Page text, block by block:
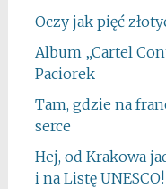
Oczy jak pięć
Album „Cartel
Paciorek
Tam, gdzie na
serce
Hej, od Krakowa
i na Listę UNESCO!